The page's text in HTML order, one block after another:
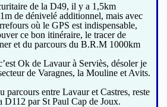
de la D49, il y a 1,5km
de dénivelé additionnel, mais avec
où le GPS est indispensable,
ce bon itinéraire, le tracer de
et du parcours du B.R.M 1000km
Ok de Lavaur à Serviès, désoler je
de Varagnes, la Mouline et Avits.
entre Lavaur et Castres, reste
D112 par St Paul Cap de Joux.